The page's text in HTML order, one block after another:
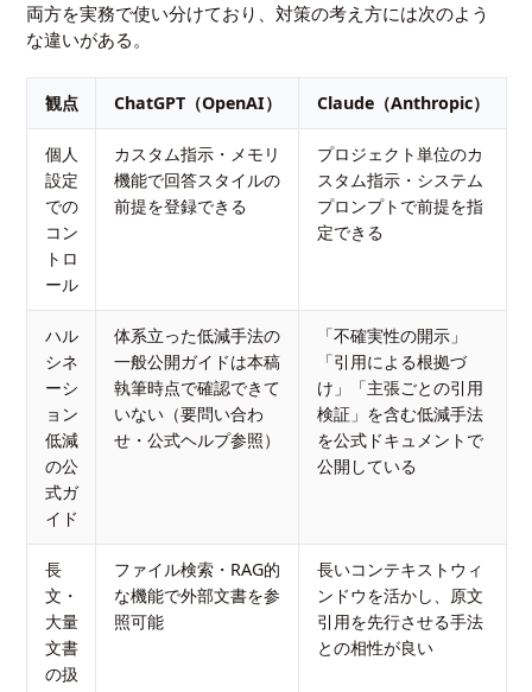
両方を実務で使い分けており、対策の考え方には次のよう
な違いがある。
観点 ChatGPT（OpenAI） Claude（Anthropic）
個人
設定
での
コン
トロ
ール
カスタム指示・メモリ
機能で回答スタイルの
前提を登録できる
プロジェクト単位のカ
スタム指示・システム
プロンプトで前提を指
定できる
ハル
シネ
ーシ
ョン
低減
の公
式ガ
イド
体系立った低減手法の
一般公開ガイドは本稿
執筆時点で確認できて
いない（要問い合わ
せ・公式ヘルプ参照）
「不確実性の開示」
「引用による根拠づ
け」「主張ごとの引用
検証」を含む低減手法
を公式ドキュメントで
公開している
長
文・
大量
文書
の扱
ファイル検索・RAG的
な機能で外部文書を参
照可能
長いコンテキストウィ
ンドウを活かし、原文
引用を先行させる手法
との相性が良い